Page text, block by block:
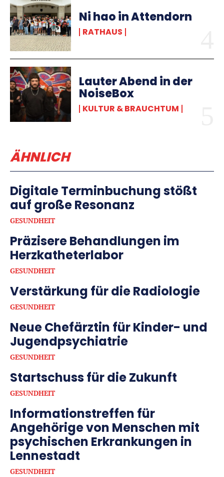
Ni hao in Attendorn
RATHAUS
Lauter Abend in der
NoiseBox
KULTUR & BRAUCHTUM
ÄHNLICH
Digitale Terminbuchung stößt
auf große Resonanz
GESUNDHEIT
Präzisere Behandlungen im
Herzkatheterlabor
GESUNDHEIT
Verstärkung für die Radiologie
GESUNDHEIT
Neue Chefärztin für Kinder- und
Jugendpsychiatrie
GESUNDHEIT
Startschuss für die Zukunft
GESUNDHEIT
Informationstreffen für
Angehörige von Menschen mit
psychischen Erkrankungen in
Lennestadt
GESUNDHEIT